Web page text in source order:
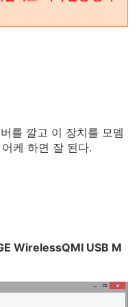
를 깔고 이 장치를 모뎀
케 하면 잘 된다.
WirelessQMI USB M